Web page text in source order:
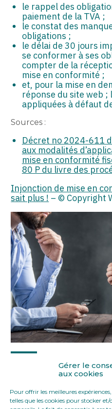
Gérer le
aux cookies
Pour offrir les meilleures
telles que les cookies pour stocker
le rappel des
paiement de la TVA ;
le constat des
obligations ;
le délai de 30 jours
se conformer à ses
compter de la
mise en conformité ;
et, pour la mise en
réponse du site web
appliquées à défaut
Sources :
Décret no 2024-611
aux modalités
mise en conformité
80 P du livre des
Injonction de mise en
sait plus ! – © Copyright
FaceBook
TwitterLinkedIn